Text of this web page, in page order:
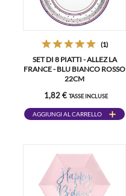
(1)
SET DI 8 PIATTI - ALLEZ LA
FRANCE - BLU BIANCO ROSSO
22CM
1,82 € TASSE INCLUSE
AGGIUNGI AL CARRELLO